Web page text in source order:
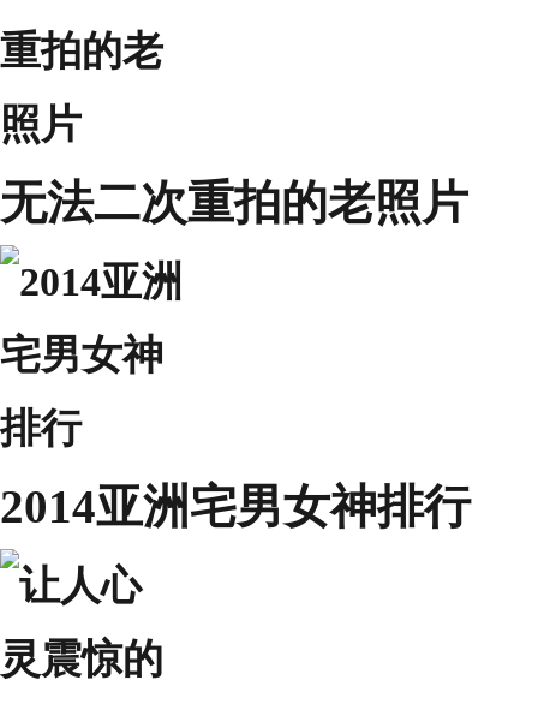
无法二次重拍的老照片
2014亚洲宅男女神排行